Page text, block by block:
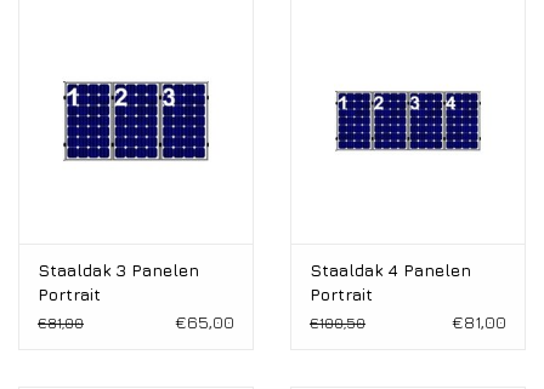
Staaldak 3 Panelen
Portrait
€81,00 €65,00
Staaldak 4 Panelen
Portrait
€100,50 €81,00